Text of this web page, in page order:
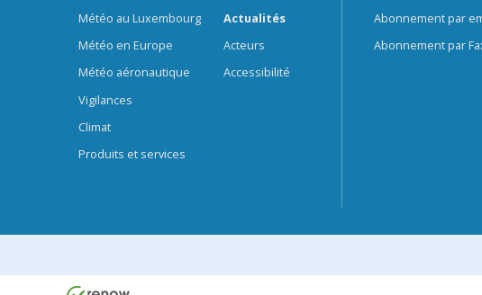
Météo au Luxembourg
Météo en Europe
Météo aéronautique
Vigilances
Climat
Produits et services
Actualités
Acteurs
Accessibilité
Abonnement par
Abonnement par